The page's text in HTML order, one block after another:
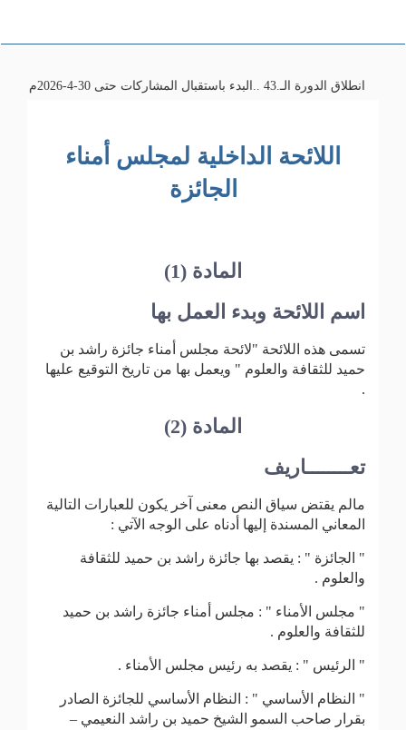
انطلاق الدورة الـ.43 ..البدء باستقبال المشاركات حتى 30-4-2026م تمنياتنا لكم بالتوفيق
اللائحة الداخلية لمجلس أمناء
الجائزة
المادة (1)
اسم اللائحة وبدء العمل بها
تسمى هذه اللائحة "لائحة مجلس أمناء جائزة راشد بن
حميد للثقافة والعلوم " ويعمل بها من تاريخ التوقيع عليها
.
المادة (2)
تعــــــــاريف
مالم يقتض سياق النص معنى آخر يكون للعبارات التالية
المعاني المسندة إليها أدناه على الوجه الآتي :
" الجائزة " : يقصد بها جائزة راشد بن حميد للثقافة
والعلوم .
" مجلس الأمناء " : مجلس أمناء جائزة راشد بن حميد
للثقافة والعلوم .
" الرئيس " : يقصد به رئيس مجلس الأمناء .
" النظام الأساسي " : النظام الأساسي للجائزة الصادر
بقرار صاحب السمو الشيخ حميد بن راشد النعيمي –